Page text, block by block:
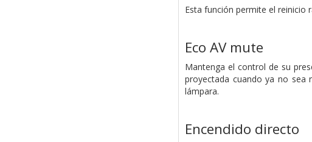
Esta función permite el reinicio
Eco AV mute
Mantenga el control de su
proyectada cuando ya no sea
lámpara.
Encendido directo